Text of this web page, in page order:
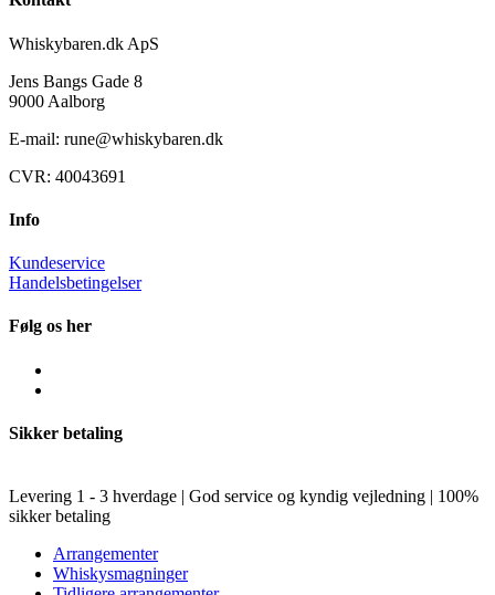
Whiskybaren.dk ApS
Jens Bangs Gade 8
9000 Aalborg
E-mail: rune@whiskybaren.dk
CVR: 40043691
Info
Kundeservice
Handelsbetingelser
Følg os her
Sikker betaling
Levering 1 - 3 hverdage | God service og kyndig vejledning | 100%
sikker betaling
Arrangementer
Whiskysmagninger